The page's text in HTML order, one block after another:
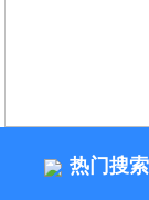
热门搜索